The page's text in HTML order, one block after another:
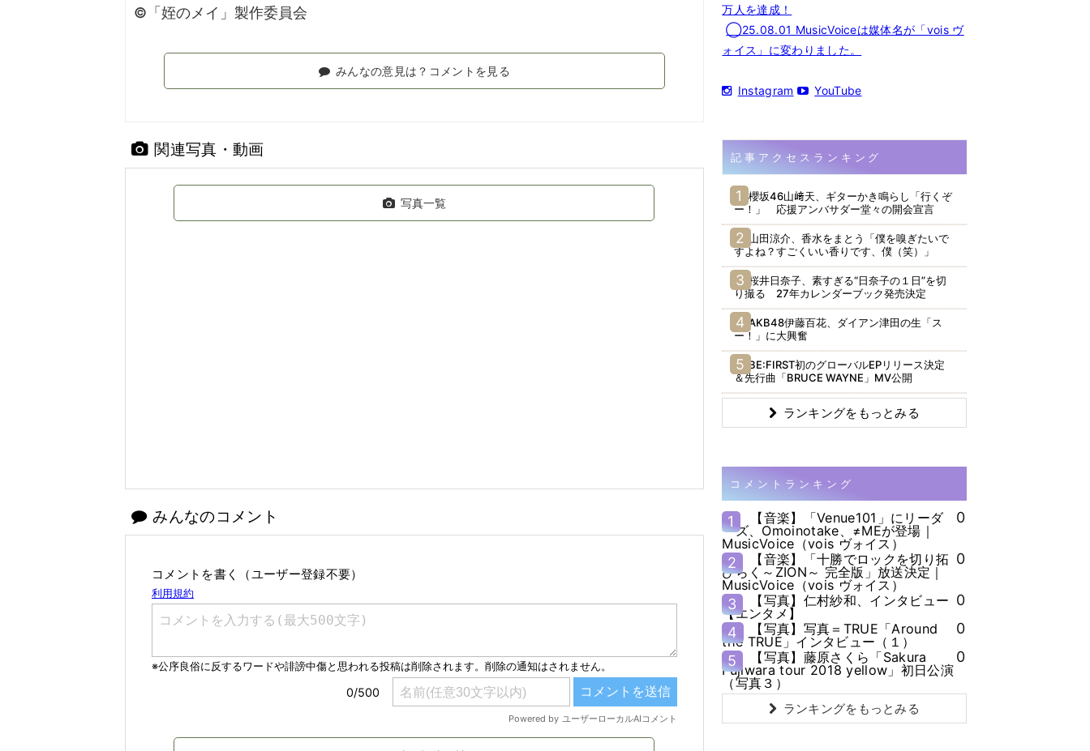
©「姪のメイ」製作委員会
みんなの意見は？コメントを見る
関連写真・動画
写真一覧
みんなのコメント
コメントを書く（ユーザー登録不要）
万人を達成！
◯25.08.01 MusicVoiceは媒体名が「vois ヴ
ォイス」に変わりました。
Instagram YouTube
記事アクセスランキング
櫻坂46山﨑天、ギターかき鳴らし「行くぞ
ー！」 応援アンバサダー堂々の開会宣言
山田涼介、香水をまとう「僕を嗅ぎたいで
すよね？すごくいい香りです、僕（笑）」
桜井日奈子、素すぎる“日奈子の１日”を切
り撮る 27年カレンダーブック発売決定
AKB48伊藤百花、ダイアン津田の生「ス
ー！」に大興奮
BE:FIRST初のグローバルEPリリース決定
＆先行曲「BRUCE WAYNE」MV公開
ランキングをもっとみる
コメントランキング
1
【音楽】「Venue101」にリーダ
ーズ、Omoinotake、≠MEが登場｜
MusicVoice（vois ヴォイス）
0
2
【音楽】「十勝でロックを切り拓
ひらく～ZION～ 完全版」放送決定｜
MusicVoice（vois ヴォイス）
0
3
【写真】仁村紗和、インタビュー
【エンタメ】
0
4
【写真】写真＝TRUE「Around
the TRUE」インタビュー（１）
0
5
【写真】藤原さくら「Sakura
Fujiwara tour 2018 yellow」初日公演
（写真３）
0
ランキングをもっとみる